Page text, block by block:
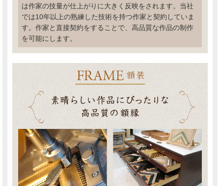
は作家の技量が仕上がりに大きく反映をされます。当社
では10年以上の熟練した技術を持つ作家と契約していま
す。作家と直接契約をすることで、高品質な作品の制作
を可能にします。